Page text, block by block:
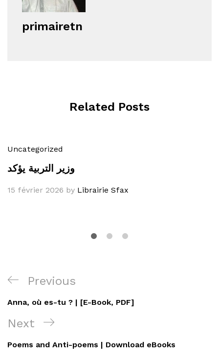
primairetn
Related Posts
Uncategorized
وزير التربية يؤكد
15 février 2026 by Librairie Sfax
Navigation
de
l’article
Previous
Post
Previous
Anna, où es-tu ? | [E-Book, PDF]
Next
Post
Next
Poems and Anti-poems | Download eBooks